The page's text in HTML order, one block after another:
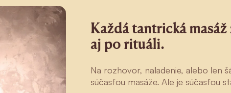
Každá tantrická
aj po rituáli.
Na rozhovor, naladenie, alebo len
súčasťou masáže. Ale je súčasťou